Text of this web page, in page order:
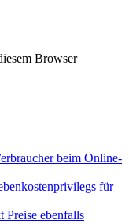
Browser
beim Online-
für
Preise ebenfalls